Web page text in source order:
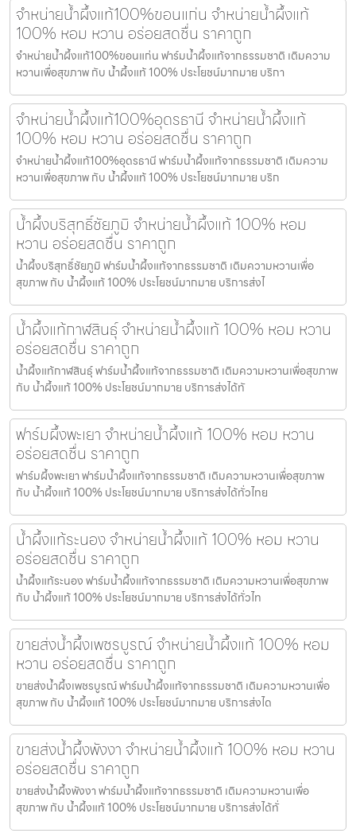
จำหน่ายน้ำผึ้งแท้100%ขอนแก่น จำหน่ายน้ำผึ้งแท้
100% หอม หวาน อร่อยสดชื่น ราคาถูก
จำหน่ายน้ำผึ้งแท้100%ขอนแก่น ฟาร์มน้ำผึ้งแท้จากธรรมชาติ เติมความ
หวานเพื่อสุขภาพ กับ น้ำผึ้งแท้ 100% ประโยชน์มากมาย บริกา
จำหน่ายน้ำผึ้งแท้100%อุดรธานี จำหน่ายน้ำผึ้งแท้
100% หอม หวาน อร่อยสดชื่น ราคาถูก
จำหน่ายน้ำผึ้งแท้100%อุดรธานี ฟาร์มน้ำผึ้งแท้จากธรรมชาติ เติมความ
หวานเพื่อสุขภาพ กับ น้ำผึ้งแท้ 100% ประโยชน์มากมาย บริก
น้ำผึ้งบริสุทธิ์ชัยภูมิ จำหน่ายน้ำผึ้งแท้ 100% หอม
หวาน อร่อยสดชื่น ราคาถูก
น้ำผึ้งบริสุทธิ์ชัยภูมิ ฟาร์มน้ำผึ้งแท้จากธรรมชาติ เติมความหวานเพื่อ
สุขภาพ กับ น้ำผึ้งแท้ 100% ประโยชน์มากมาย บริการส่งไ
น้ำผึ้งแท้กาฬสินธุ์ จำหน่ายน้ำผึ้งแท้ 100% หอม หวาน
อร่อยสดชื่น ราคาถูก
น้ำผึ้งแท้กาฬสินธุ์ ฟาร์มน้ำผึ้งแท้จากธรรมชาติ เติมความหวานเพื่อสุขภาพ
กับ น้ำผึ้งแท้ 100% ประโยชน์มากมาย บริการส่งได้ทั
ฟาร์มผึ้งพะเยา จำหน่ายน้ำผึ้งแท้ 100% หอม หวาน
อร่อยสดชื่น ราคาถูก
ฟาร์มผึ้งพะเยา ฟาร์มน้ำผึ้งแท้จากธรรมชาติ เติมความหวานเพื่อสุขภาพ
กับ น้ำผึ้งแท้ 100% ประโยชน์มากมาย บริการส่งได้ทั่วไทย
น้ำผึ้งแท้ระนอง จำหน่ายน้ำผึ้งแท้ 100% หอม หวาน
อร่อยสดชื่น ราคาถูก
น้ำผึ้งแท้ระนอง ฟาร์มน้ำผึ้งแท้จากธรรมชาติ เติมความหวานเพื่อสุขภาพ
กับ น้ำผึ้งแท้ 100% ประโยชน์มากมาย บริการส่งได้ทั่วไท
ขายส่งน้ำผึ้งเพชรบูรณ์ จำหน่ายน้ำผึ้งแท้ 100% หอม
หวาน อร่อยสดชื่น ราคาถูก
ขายส่งน้ำผึ้งเพชรบูรณ์ ฟาร์มน้ำผึ้งแท้จากธรรมชาติ เติมความหวานเพื่อ
สุขภาพ กับ น้ำผึ้งแท้ 100% ประโยชน์มากมาย บริการส่งได
ขายส่งน้ำผึ้งพังงา จำหน่ายน้ำผึ้งแท้ 100% หอม หวาน
อร่อยสดชื่น ราคาถูก
ขายส่งน้ำผึ้งพังงา ฟาร์มน้ำผึ้งแท้จากธรรมชาติ เติมความหวานเพื่อ
สุขภาพ กับ น้ำผึ้งแท้ 100% ประโยชน์มากมาย บริการส่งได้ทั่